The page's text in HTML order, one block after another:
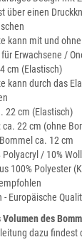
über einen
kann mit und
Erwachsene /
cm (Elastisch)
kann durch das
22 cm (Elastisch)
ca. 22 cm (ohne
ca. 12 cm
Polyacryl / 10%
100% Polyester
- Europäische
des
dazu findest